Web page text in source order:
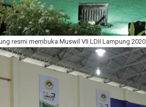
resmi membuka Muswil VII LDII Lampung 2020